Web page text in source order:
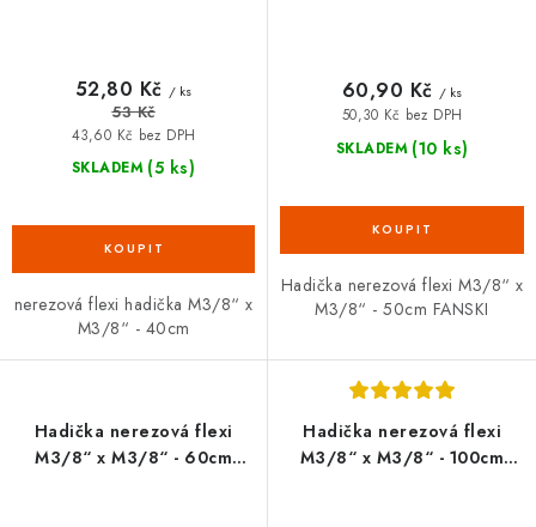
SKLADEM (5 ks)
43,60 Kč bez DPH
52,80 Kč / ks
53 Kč
nerezová flexi hadička M3/8“ x
M3/8“ - 40cm
SKLADEM (10 ks)
50,30 Kč bez DPH
60,90 Kč / ks
Hadička nerezová flexi M3/8“ x
M3/8“ - 50cm FANSKI
Hadička nerezová flexi
M3/8“ x M3/8“ - 60cm
Hadička nerezová flexi
M3/8“ x M3/8“ - 100cm